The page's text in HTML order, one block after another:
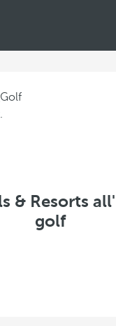
Golf
& Resorts
golf